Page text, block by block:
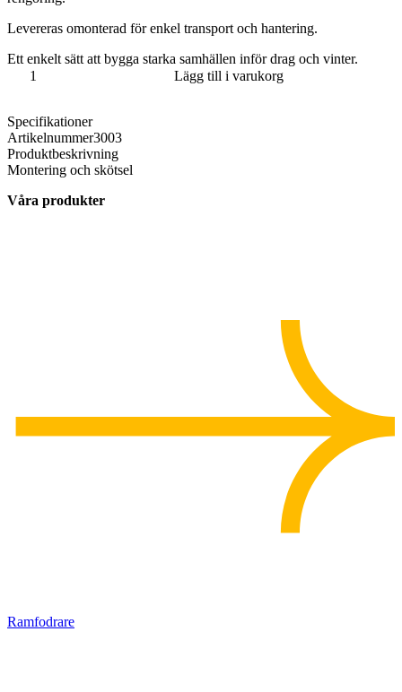
Levereras omonterad för enkel transport och hantering.
Ett enkelt sätt att bygga starka samhällen inför drag och vinter.
KAMPANJ
ytterram
och
insatser
Lågnormal
Lägg till i varukorg
Specifikationer
Artikelnummer3003
Produktbeskrivning
Montering och skötsel
Våra produkter
Ramfodrare